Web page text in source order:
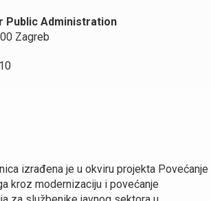
Public Administration
Zagreb
izrađena je u okviru projekta Povećanje
kroz modernizaciju i povećanje